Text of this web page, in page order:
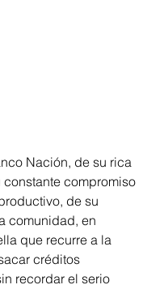
Nación, de su rica
constante compromiso
de su
comunidad, en
que recurre a la
créditos
recordar el serio